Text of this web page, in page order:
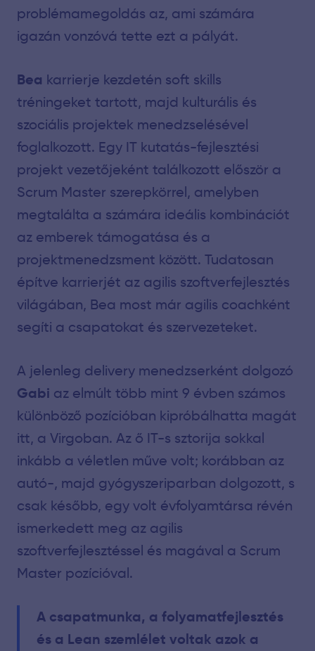
problémamegoldás az, ami számára
igazán vonzóvá tette ezt a pályát.
Bea karrierje kezdetén soft skills
tréningeket tartott, majd kulturális és
szociális projektek menedzselésével
foglalkozott. Egy IT kutatás-fejlesztési
projekt vezetőjeként találkozott először a
Scrum Master szerepkörrel, amelyben
megtalálta a számára ideális kombinációt
az emberek támogatása és a
projektmenedzsment között. Tudatosan
építve karrierjét az agilis szoftverfejlesztés
világában, Bea most már agilis coachként
segíti a csapatokat és szervezeteket.
A jelenleg delivery menedzserként dolgozó
Gabi az elmúlt több mint 9 évben számos
különböző pozícióban kipróbálhatta magát
itt, a Virgoban. Az ő IT-s sztorija sokkal
inkább a véletlen műve volt; korábban az
autó-, majd gyógyszeriparban dolgozott, s
csak később, egy volt évfolyamtársa révén
ismerkedett meg az agilis
szoftverfejlesztéssel és magával a Scrum
Master pozícióval.
A csapatmunka, a folyamatfejlesztés
és a Lean szemlélet voltak azok a